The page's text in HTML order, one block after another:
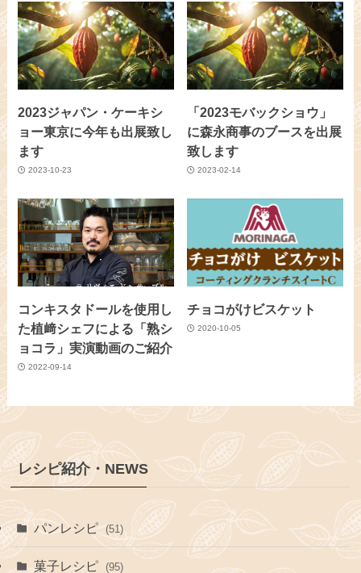
2023ジャパン・ケーキシ
ョー東京に今年も出展致し
ます
2023-10-23
「2023モバックショウ」
に森永商事のブースを出展
致します
2023-02-14
コンキスタドールを使用し
た植﨑シェフによる「熟シ
ョコラ」実演動画のご紹介
2022-09-14
チョコがけビスケット
2020-10-05
レシピ紹介・NEWS
パンレシピ (51)
菓子レシピ (95)